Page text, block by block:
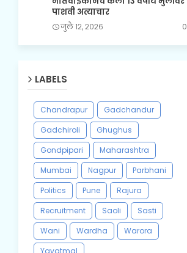
पाशवी अत्याचार
जुलै १२, २०२६ 0
LABELS
Chandrapur
Gadchandur
Gadchiroli
Ghughus
Gondpipari
Maharashtra
Mumbai
Nagpur
Parbhani
Politics
Pune
Rajura
Recruitment
Saoli
Sasti
Wani
Wardha
Warora
Yavatmal